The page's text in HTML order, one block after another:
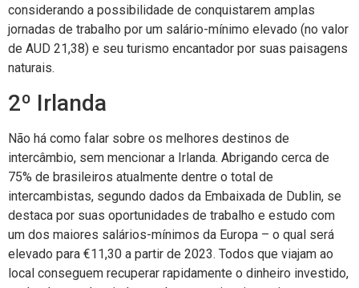
considerando a possibilidade de conquistarem amplas
jornadas de trabalho por um salário-mínimo elevado (no valor
de AUD 21,38) e seu turismo encantador por suas paisagens
naturais.
2º Irlanda
Não há como falar sobre os melhores destinos de
intercâmbio, sem mencionar a Irlanda. Abrigando cerca de
75% de brasileiros atualmente dentre o total de
intercambistas, segundo dados da Embaixada de Dublin, se
destaca por suas oportunidades de trabalho e estudo com
um dos maiores salários-mínimos da Europa – o qual será
elevado para €11,30 a partir de 2023. Todos que viajam ao
local conseguem recuperar rapidamente o dinheiro investido,